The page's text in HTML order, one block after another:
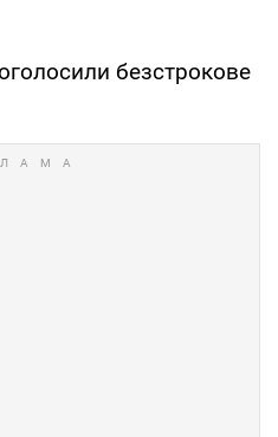
безстрокове